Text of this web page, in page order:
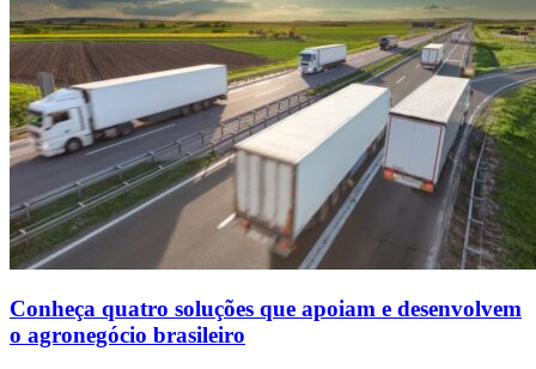
Conheça quatro soluções que apoiam e desenvolvem
o agronegócio brasileiro